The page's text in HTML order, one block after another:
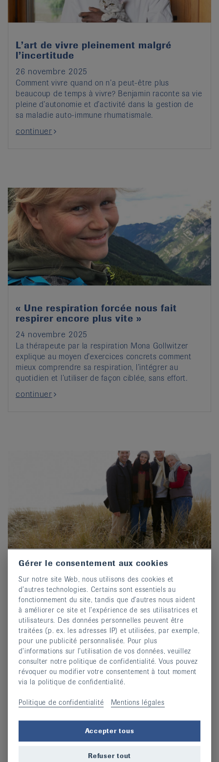
L’art de vivre pleinement malgré
l’incertitude
26 novembre 2025
Comment vivre quand on n’a peut-être plus
beaucoup de temps à vivre? Benjamin raconte sa vie
pleine d’autonomie et d’activité dans la gestion de
sa maladie auto-immune rhumatismale.
continuer
« Une respiration forcée nous fait
respirer encore plus vite »
24 novembre 2025
La thérapeute par la respiration Mona Gollwitzer
explique au moyen d’exercices concrets comment
mieux comprendre sa respiration, l’intégrer au
quotidien et l’utiliser de façon ciblée, sans effort.
continuer
maintenant !
02 octobre 2025
Invitation au concours d'écriture de EULAR.
continuer
Gérer le consentement aux cookies
Sur notre site Web, nous utilisons des cookies et
d’autres technologies. Certains sont essentiels au
fonctionnement du site, tandis que d’autres nous aident
à améliorer ce site et l’expérience de ses utilisatrices et
utilisateurs. Des données personnelles peuvent être
traitées (p. ex. les adresses IP) et utilisées, par exemple,
pour une publicité personnalisée. Pour plus
d’informations sur l’utilisation de vos données, veuillez
consulter notre politique de confidentialité. Vous pouvez
révoquer ou modifier votre consentement à tout moment
via la politique de confidentialité.
Politique de confidentialité Mentions légales
Accepter tous
Refuser tout